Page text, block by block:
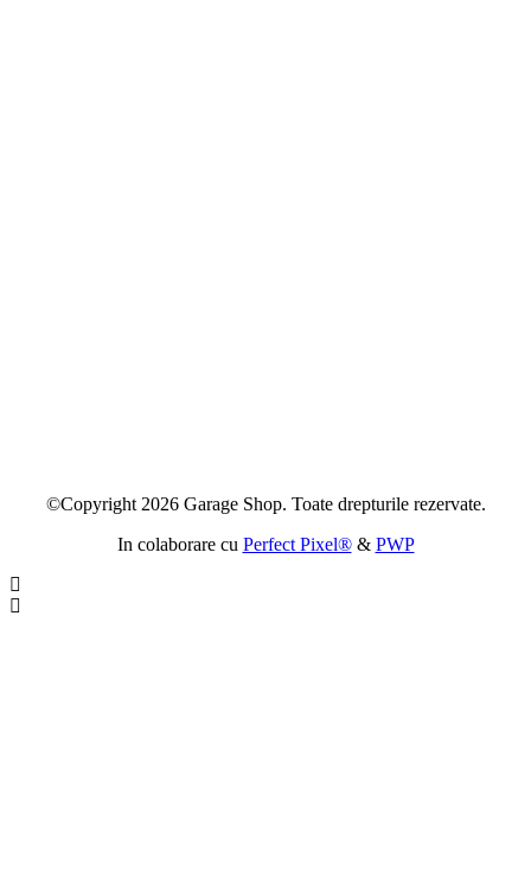
©Copyright 2026 Garage Shop. Toate drepturile rezervate.
In colaborare cu Perfect Pixel®& PWP